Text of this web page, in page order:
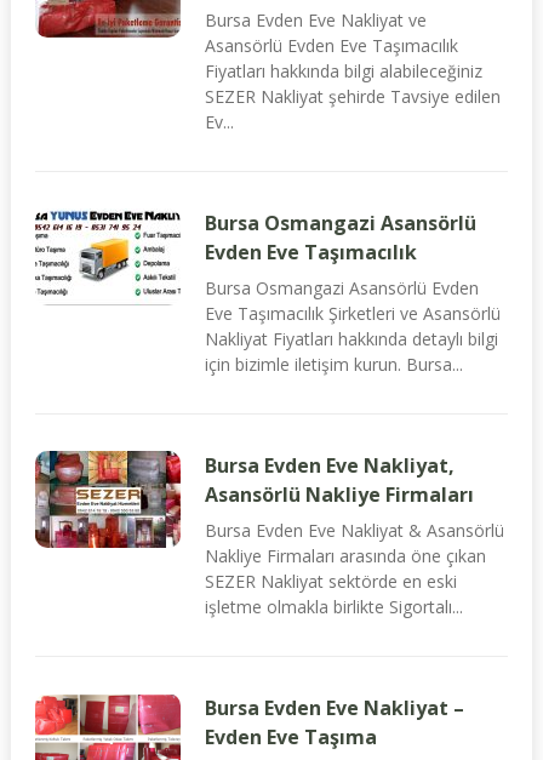
Bursa Evden Eve Nakliyat ve
Asansörlü Evden Eve Taşımacılık
Fiyatları hakkında bilgi alabileceğiniz
SEZER Nakliyat şehirde Tavsiye edilen
Ev...
Bursa Osmangazi Asansörlü
Evden Eve Taşımacılık
Bursa Osmangazi Asansörlü Evden
Eve Taşımacılık Şirketleri ve Asansörlü
Nakliyat Fiyatları hakkında detaylı bilgi
için bizimle iletişim kurun. Bursa...
Bursa Evden Eve Nakliyat,
Asansörlü Nakliye Firmaları
Bursa Evden Eve Nakliyat & Asansörlü
Nakliye Firmaları arasında öne çıkan
SEZER Nakliyat sektörde en eski
işletme olmakla birlikte Sigortalı...
Bursa Evden Eve Nakliyat –
Evden Eve Taşıma